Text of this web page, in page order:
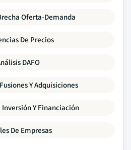
Oferta-Demanda
De Precios
DAFO
Y Adquisiciones
Inversión Y Financiación
De Empresas